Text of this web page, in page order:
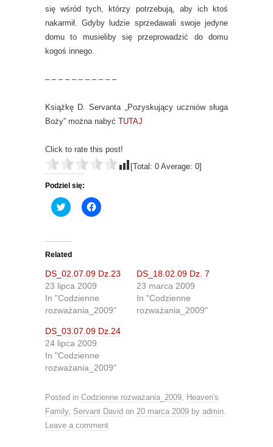
się wśród tych, którzy potrzebują, aby ich ktoś
nakarmił. Gdyby ludzie sprzedawali swoje jedyne
domu to musieliby się przeprowadzić do domu
kogoś innego.
– – – – – – – – – – –
Książkę D. Servanta „Pozyskujący uczniów sługa
Boży” można nabyć TUTAJ
Click to rate this post!
[Total: 0 Average: 0]
Podziel się:
C
l
t
o
s
h
a
r
e
o
n
T
i
t
t
e
r
(
e
n
s
i
n
C
l
h
a
o
n
F
c
e
o
o
k
p
e
n
s
i
Related
DS_02.07.09 Dz.23
23 lipca 2009
In "Codzienne
rozważania_2009"
DS_18.02.09 Dz. 7
23 marca 2009
In "Codzienne
rozważania_2009"
DS_03.07.09 Dz.24
24 lipca 2009
In "Codzienne
rozważania_2009"
Posted in Codzienne rozważania_2009, Heaven's
Family, Servant David on 20 marca 2009 by admin.
Leave a comment